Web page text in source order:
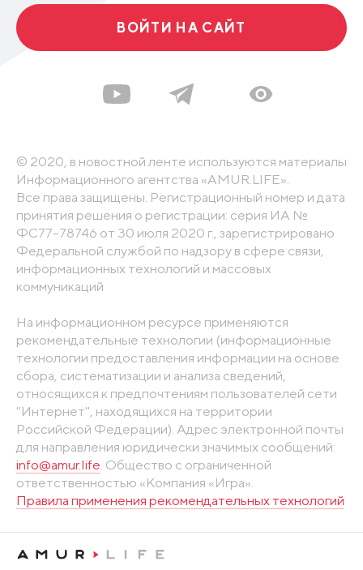
ВОЙТИ НА САЙТ
© 2020, в новостной ленте используются материалы
Информационного агентства «AMUR.LIFE».
Все права защищены. Регистрационный номер и дата
принятия решения о регистрации: серия ИА №
ФС77-78746 от 30 июля 2020 г., зарегистрировано
Федеральной службой по надзору в сфере связи,
информационных технологий и массовых
коммуникаций
На информационном ресурсе применяются
рекомендательные технологии (информационные
технологии предоставления информации на основе
сбора, систематизации и анализа сведений,
относящихся к предпочтениям пользователей сети
"Интернет", находящихся на территории
Российской Федерации). Адрес электронной почты
для направления юридически значимых сообщений:
info@amur.life. Общество с ограниченной
ответственностью «Компания «Игра».
Правила применения рекомендательных технологий